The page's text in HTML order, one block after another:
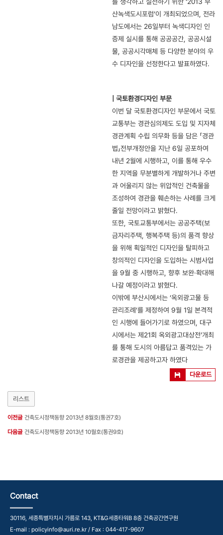
산녹색도시포럼’이 개최되었으며, 전라
남도에서는 26일부터 녹색디자인 인
증제 실시를 통해 공공공간, 공공시설
물, 공공시각매체 등 다양한 분야의 우
수 디자인을 선정한다고 발표하였다.
국토환경디자인 부문
이번 달 국토환경디자인 부문에서 국토
교통부는 경관심의제도 도입 및 지자체
경관계획 수립 의무화 등을 담은 「경관
법」전부개정안을 지난 6일 공포하여
내년 2월에 시행하고, 이를 통해 우수
한 지역을 무분별하게 개발하거나 주변
과 어울리지 않는 위압적인 건축물을
조성하여 경관을 훼손하는 사례를 크게
줄일 전망이라고 밝혔다.
또한, 국토교통부에서는 공공주택(보
금자리주택, 행복주택 등)의 품격 향상
을 위해 획일적인 디자인을 탈피하고
창의적인 디자인을 도입하는 시범사업
을 9월 중 시행하고, 향후 보완·확대해
나갈 예정이라고 밝혔다.
이밖에 부산시에서는 ‘옥외광고물 등
관리조례’를 제정하여 9월 1일 본격적
인 시행에 들어가기로 하였으며, 대구
시에서는 제21회 옥외광고대상전’개최
를 통해 도시의 아름답고 품격있는 가
로경관을 제공하고자 하였다
다운로드
리스트
이전글 건축도시정책동향 2013년 8월호(통권7호)
다음글 건축도시정책동향 2013년 10월호(통권9호)
Contact
30116, 세종특별자치시 가름로 143, KT&G세종타워B 8층 건축공간연구원
E-mail : policyinfo@auri.re.kr / Fax : 044-417-9607